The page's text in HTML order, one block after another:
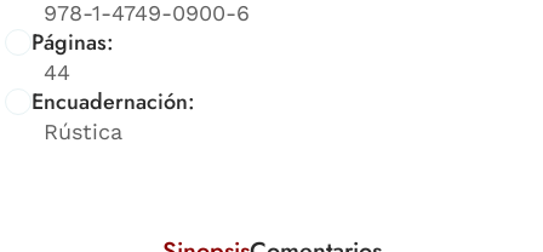
978-1-4749-0900-6
Páginas:
44
Encuadernación:
Rústica